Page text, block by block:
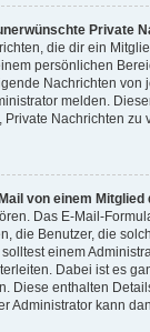
Private
die dir ein
persönlichen
Nachrichten von
melden.
Private Nachrichten zu
von einem
Das E-Mail-
die Benutzer, die
einem
Dabei ist es
Diese enthalten
Administrator kann